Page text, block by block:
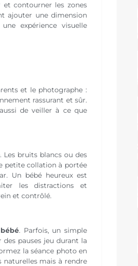
contourner les zones
ajouter une dimension
expérience visuelle
et le photographe :
rassurant et sûr.
de veiller à ce que
Les bruits blancs ou des
petite collation à portée
Un bébé heureux est
les distractions et
et contrôlé.
bébé. Parfois, un simple
pauses jeu durant la
la séance photo en
naturelles mais à rendre